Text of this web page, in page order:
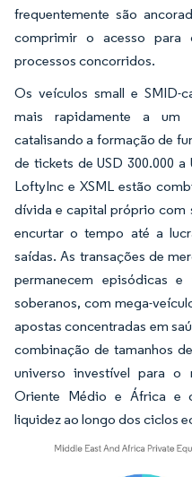
frequentemente são
comprimir o acesso para
processos concorridos.
Os veículos small e SMID-
mais rapidamente a um
catalisando a formação de
de tickets de USD 300.000
LoftyInc e XSML estão
dívida e capital próprio com
encurtar o tempo até a
saídas. As transações de
permanecem episódicas e
soberanos, com mega-
apostas concentradas em
combinação de tamanhos
universo investível para
Oriente Médio e África e
liquidez ao longo dos ciclos